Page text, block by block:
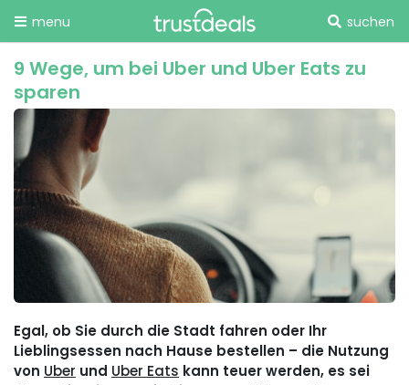
menu suchen
9 Wege, um bei Uber und Uber Eats zu
sparen
Egal, ob Sie durch die Stadt fahren oder Ihr
Lieblingsessen nach Hause bestellen – die Nutzung
von Uber und Uber Eats kann teuer werden, es sei